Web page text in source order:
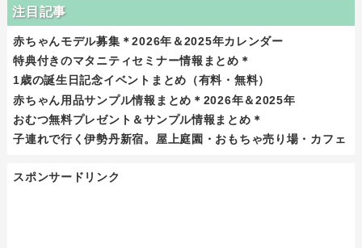
注目記事
赤ちゃんモデル募集＊2026年＆2025年カレンダー
特典付きのマタニティセミナー情報まとめ＊
1歳の誕生日記念イベントまとめ（有料・無料）
赤ちゃん用品サンプル情報まとめ＊2026年＆2025年
おむつ無料プレゼント＆サンプル情報まとめ＊
子連れで行く伊勢丹新宿。屋上庭園・おもちゃ売り場・カフェ
スポンサードリンク